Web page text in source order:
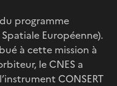
programme
Européenne).
à cette mission à
le CNES a
CONSERT